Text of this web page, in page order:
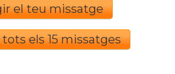
el teu missatge
els 15 missatges